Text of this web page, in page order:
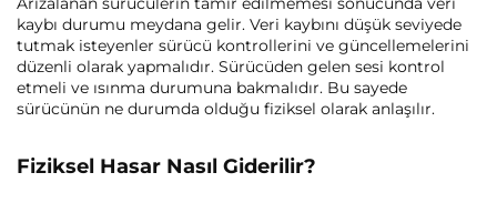
kaybı durumu meydana gelir. Veri kaybını düşük seviyede
tutmak isteyenler sürücü kontrollerini ve güncellemelerini
düzenli olarak yapmalıdır. Sürücüden gelen sesi kontrol
etmeli ve ısınma durumuna bakmalıdır. Bu sayede
sürücünün ne durumda olduğu fiziksel olarak anlaşılır.
Fiziksel Hasar Nasıl Giderilir?